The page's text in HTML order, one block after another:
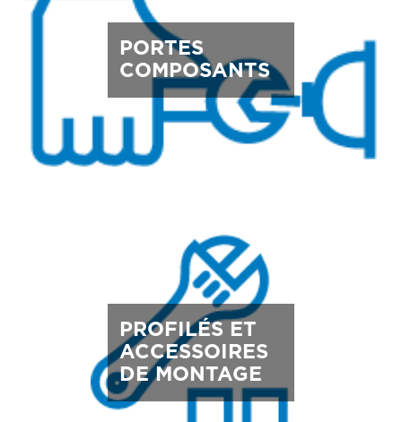
PORTES
COMPOSANTS
PROFILÉS ET
ACCESSOIRES
DE MONTAGE